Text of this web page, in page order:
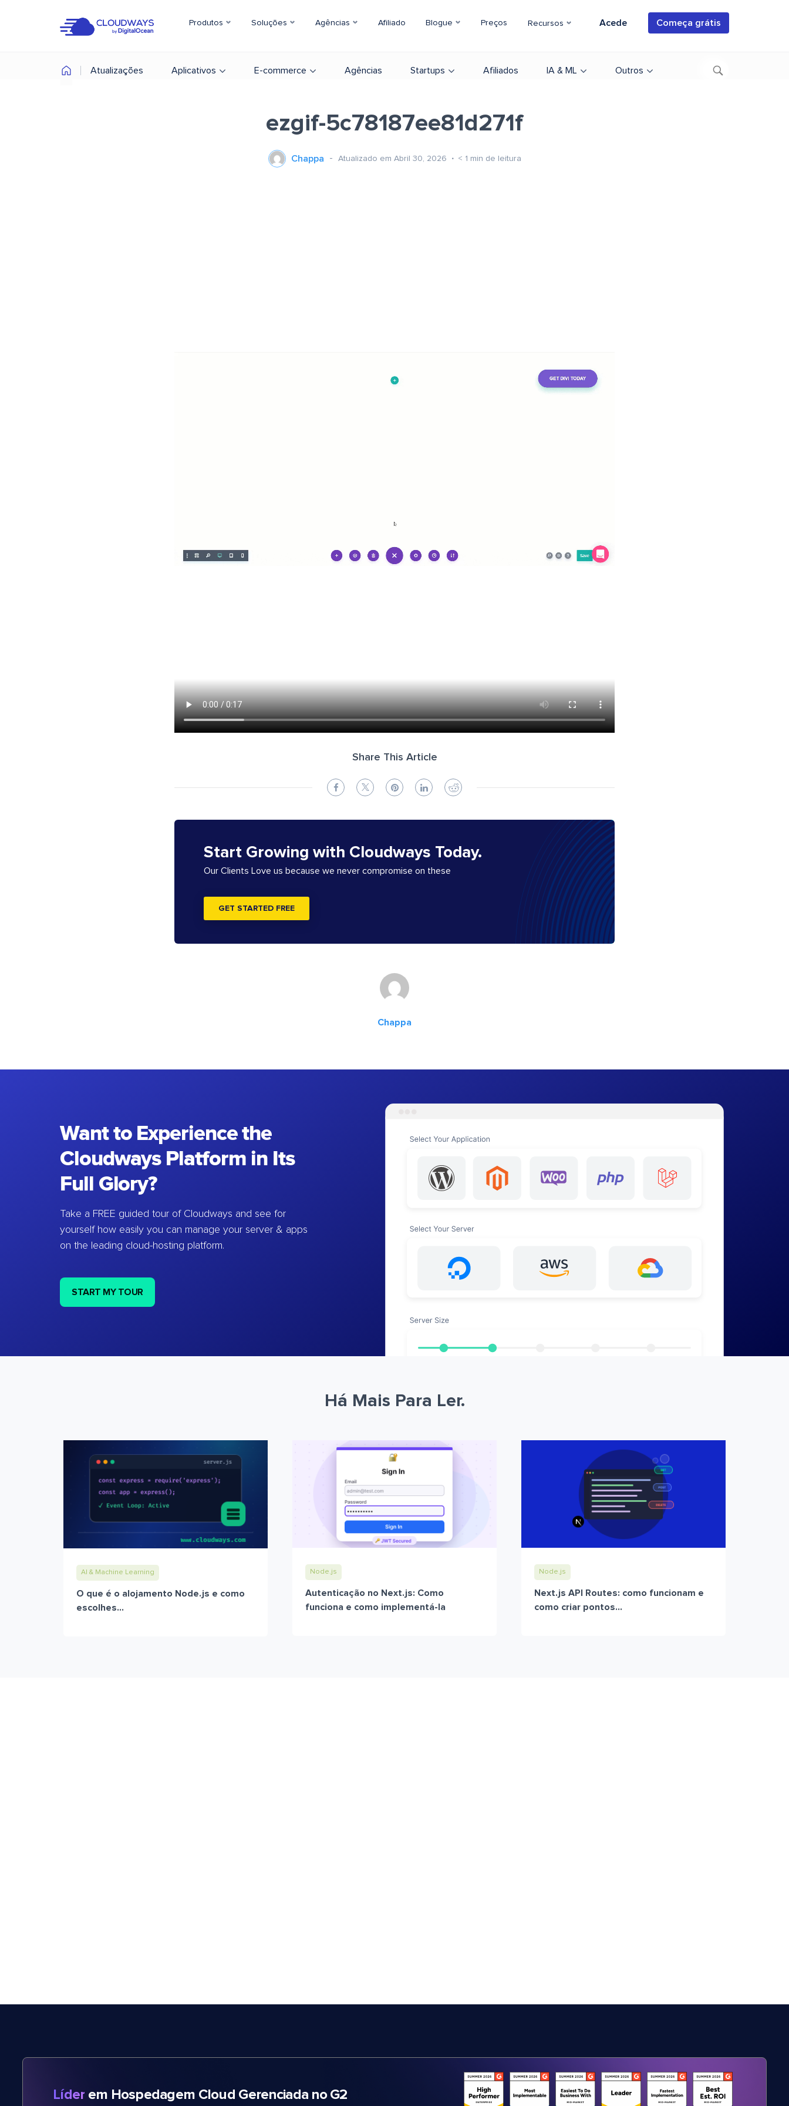
Produtos Soluções Agências Afiliado Blogue Preços Recursos Acede Começa grátis
Atualizações Aplicativos E-commerce Agências Startups Afiliados IA & ML Outros
ezgif-5c78187ee81d271f
Chappa Atualizado em Abril 30, 2026 < 1 min de leitura
Share This Article
Start Growing with Cloudways Today.
Our Clients Love us because we never compromise on these
GET STARTED FREE
Chappa
Want to Experience the
Cloudways Platform in Its
Full Glory?
Take a FREE guided tour of Cloudways and see for
yourself how easily you can manage your server & apps
on the leading cloud-hosting platform.
START MY TOUR
Há Mais Para Ler.
AI & Machine Learning
O que é o alojamento Node.js e como
escolhes...
Node.js
Autenticação no Next.js: Como
funciona e como implementá-la
Node.js
Next.js API Routes: como funcionam e
como criar pontos...
Líder em Hospedagem Cloud Gerenciada no G2